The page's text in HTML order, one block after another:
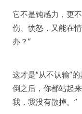
它不是钝感力，更
伤、愤怒，又能在
办？”
这才是“从不认输”
倒之后，你都站起
我，我没有散掉。”